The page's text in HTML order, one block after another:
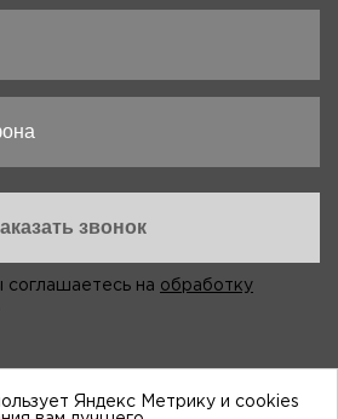
на обработку
Яндекс Метрику и cookies